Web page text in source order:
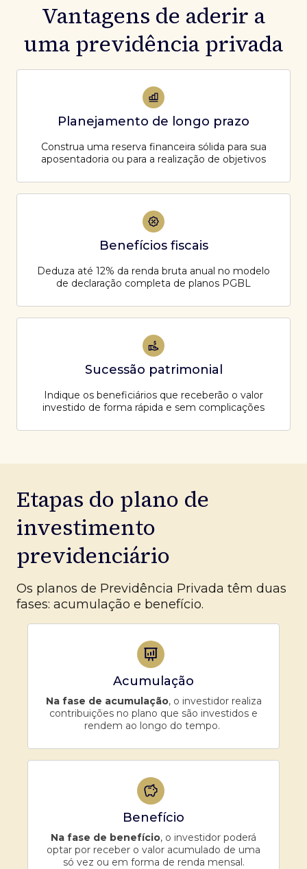
Vantagens de aderir a
uma previdência privada
Planejamento de longo prazo
Construa uma reserva financeira sólida para sua
aposentadoria ou para a realização de objetivos
Benefícios fiscais
Deduza até 12% da renda bruta anual no modelo
de declaração completa de planos PGBL
Sucessão patrimonial
Indique os beneficiários que receberão o valor
investido de forma rápida e sem complicações
Etapas do plano de
investimento
previdenciário
Os planos de Previdência Privada têm duas
fases: acumulação e benefício.
Acumulação
Na fase de acumulação, o investidor realiza
contribuições no plano que são investidos e
rendem ao longo do tempo.
Benefício
Na fase de benefício, o investidor poderá
optar por receber o valor acumulado de uma
só vez ou em forma de renda mensal.